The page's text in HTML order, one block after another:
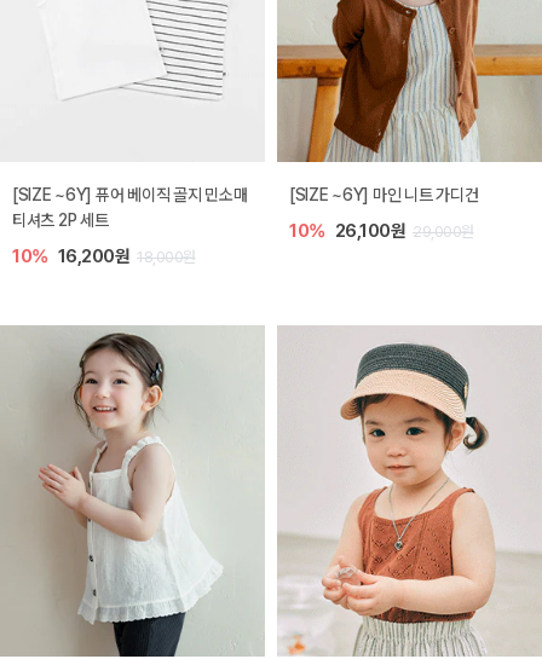
[SIZE ~6Y] 퓨어 베이직 골지 민소매
티셔츠 2P 세트
10% 16,200원 18,000원
[SIZE ~6Y] 마인 니트 가디건
10% 26,100원 29,000원